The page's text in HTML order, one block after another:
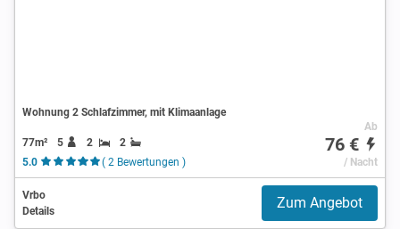
Wohnung 2 Schlafzimmer, mit Klimaanlage
77m² 5 2
2
5.0
( 2 Bewertungen )
Ab
76 €
/ Nacht
Vrbo
Details
Zum Angebot